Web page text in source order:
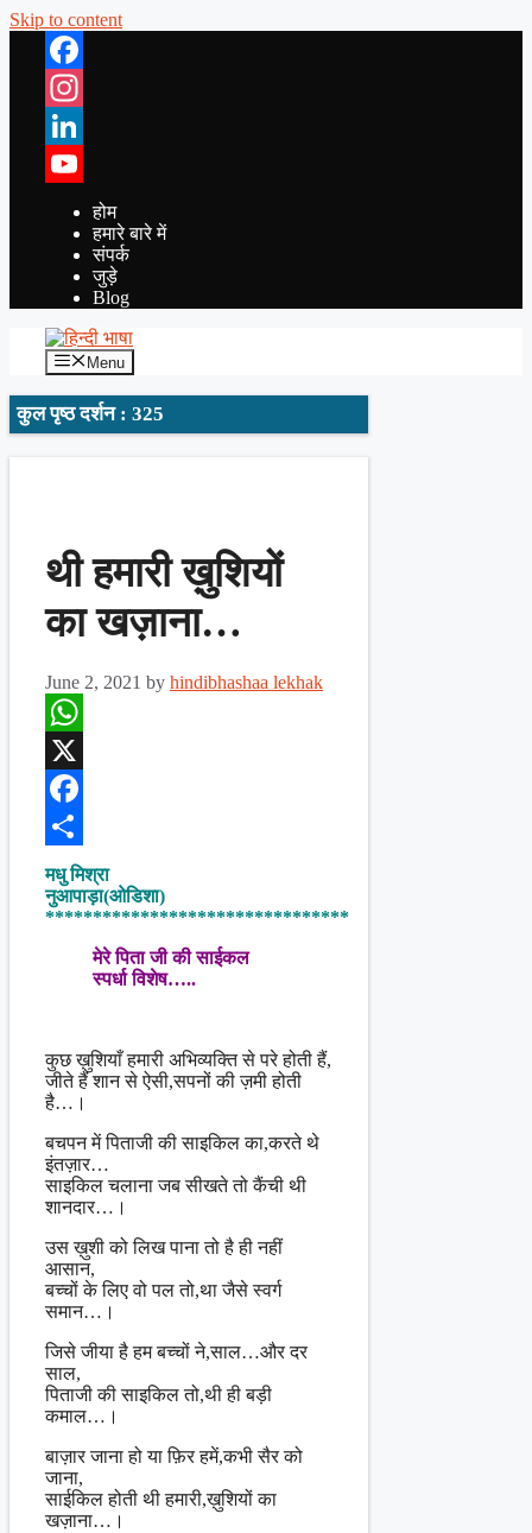
Skip to content
Facebook
Instagram
LinkedIn
YouTube
होम
हमारे बारे में
संपर्क
जुड़े
Blog
Menu
कुल पृष्ठ दर्शन : 325
थी हमारी ख़ुशियों
का खज़ाना…
June 2, 2021 by hindibhashaa lekhak
WhatsApp
X
Facebook
Share
मधु मिश्रा
नुआपाड़ा(ओडिशा)
********************************
मेरे पिता जी की साईकल
स्पर्धा विशेष…..
कुछ ख़ुशियाँ हमारी अभिव्यक्ति से परे होती हैं,
जीते हैं शान से ऐसी,सपनों की ज़मी होती
है…।
बचपन में पिताजी की साइकिल का,करते थे
इंतज़ार…
साइकिल चलाना जब सीखते तो कैंची थी
शानदार…।
उस ख़ुशी को लिख पाना तो है ही नहीं
आसान,
बच्चों के लिए वो पल तो,था जैसे स्वर्ग
समान…।
जिसे जीया है हम बच्चों ने,साल…और दर
साल,
पिताजी की साइकिल तो,थी ही बड़ी
कमाल…।
बाज़ार जाना हो या फ़िर हमें,कभी सैर को
जाना,
साईकिल होती थी हमारी,ख़ुशियों का
खज़ाना…।